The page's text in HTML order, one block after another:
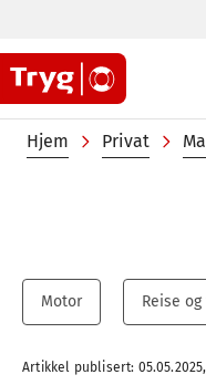
hovedinnhold
Hjem Privat
Motor Reise
Artikkel publisert: